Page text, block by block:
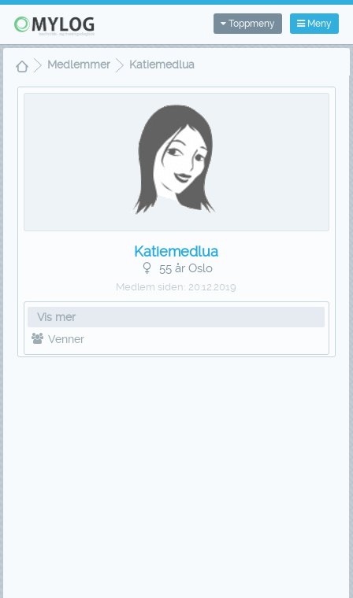
Meny
Toppmeny
Medlemmer Katiemedlua
Katiemedlua
55 år Oslo
Medlem siden: 20.12.2019
Vis mer
Venner